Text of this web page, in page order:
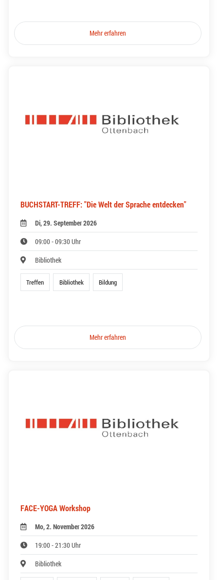
Mehr erfahren
BUCHSTART-TREFF: "Die Welt der Sprache entdecken"
Di, 29. September 2026
09:00 - 09:30 Uhr
Bibliothek
Treffen Bibliothek Bildung
Mehr erfahren
FACE-YOGA Workshop
Mo, 2. November 2026
19:00 - 21:30 Uhr
Bibliothek